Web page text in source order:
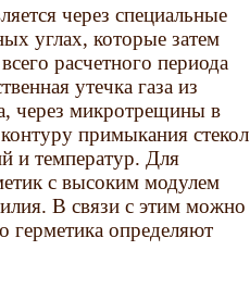
через специальные
углах, которые затем
расчетного периода
утечка газа из
через микротрещины в
примыкания стекол
и температур. Для
с высоким модулем
В связи с этим можно
герметика определяют